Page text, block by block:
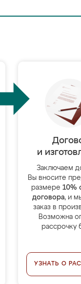
и
Заключаем
Вы вносите
размере 10%
договора, и
заказ в
Возможна
рассрочку
УЗНАТЬ О